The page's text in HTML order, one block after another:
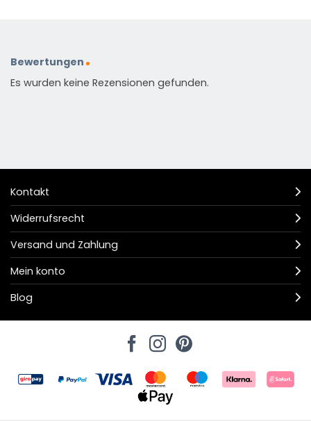
Bewertungen
Es wurden keine Rezensionen gefunden.
Kontakt
Widerrufsrecht
Versand und Zahlung
Mein konto
Blog